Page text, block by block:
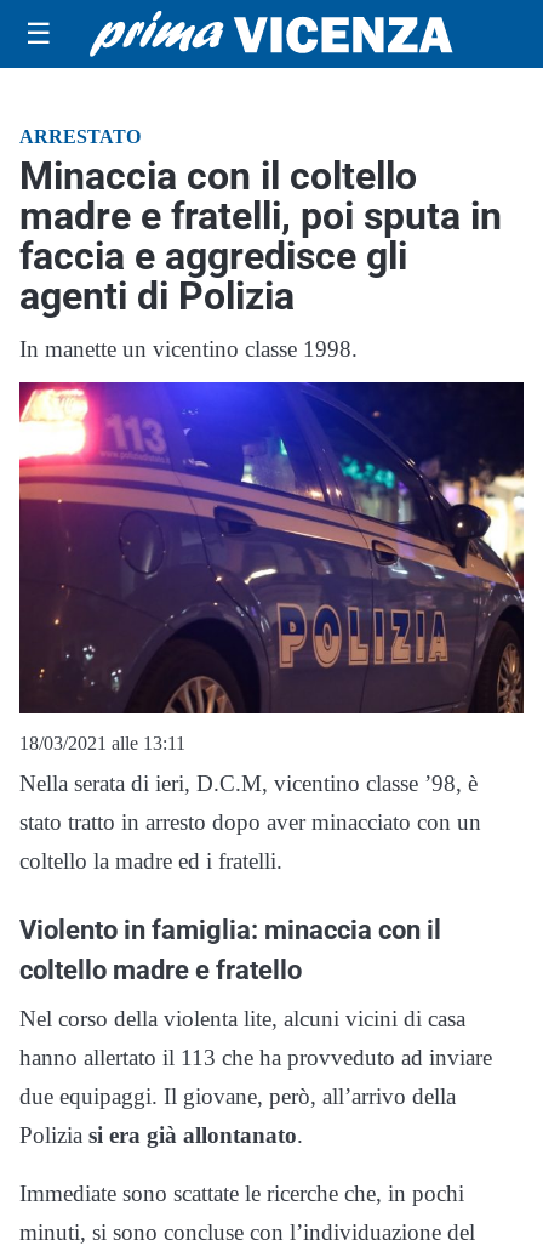
☰
ARRESTATO
Minaccia con il coltello
madre e fratelli, poi sputa in
faccia e aggredisce gli
agenti di Polizia
In manette un vicentino classe 1998.
18/03/2021 alle 13:11
Nella serata di ieri, D.C.M, vicentino classe ’98, è
stato tratto in arresto dopo aver minacciato con un
coltello la madre ed i fratelli.
Violento in famiglia: minaccia con il
coltello madre e fratello
Nel corso della violenta lite, alcuni vicini di casa
hanno allertato il 113 che ha provveduto ad inviare
due equipaggi. Il giovane, però, all’arrivo della
Polizia si era già allontanato.
Immediate sono scattate le ricerche che, in pochi
minuti, si sono concluse con l’individuazione del